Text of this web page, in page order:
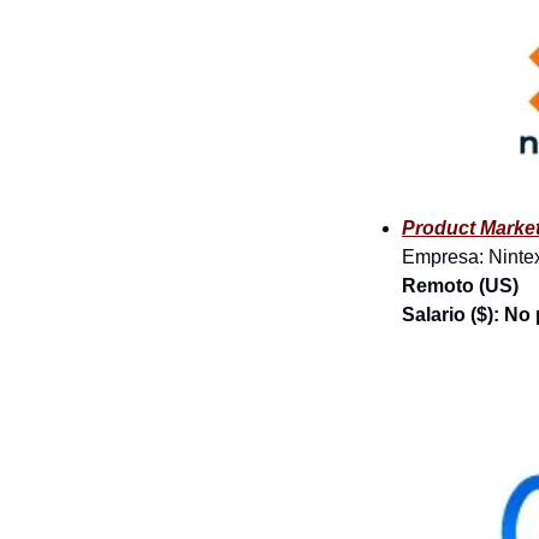
Product
Empresa:
Remoto (US)
Salario ($): No